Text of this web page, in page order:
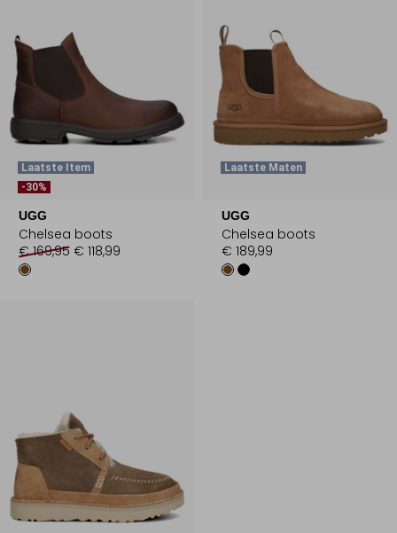
Laatste Item
-30%
UGG
Chelsea boots
€ 169,95 € 118,99
Laatste Maten
UGG
Chelsea boots
€ 189,99